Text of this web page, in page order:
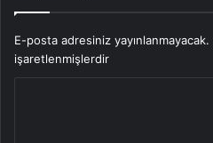
E-posta adresiniz yayınlanmayacak.
işaretlenmişlerdir